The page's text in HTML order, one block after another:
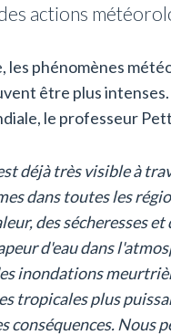
actions
les phénomènes
être plus
le professeur
déjà très visible à
dans toutes les
des sécheresses
d'eau dans
inondations
tropicales plus
conséquences. Nous